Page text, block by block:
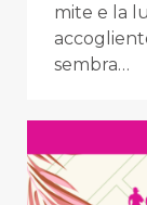
mite e la
sembra…